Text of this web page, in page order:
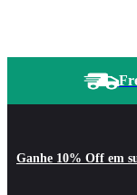
Ganhe 10% Off em